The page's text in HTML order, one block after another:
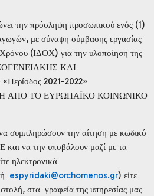
την πρόσληψη προσωπικού ενός (1)
με σύναψη σύμβασης εργασίας
Χρόνου (ΙΔΟΧ) για την υλοποίηση της
ΚΑΙ
2021-2022»
ΤΟ ΕΥΡΩΠΑΪΚΟ ΚΟΙΝΩΝΙΚΟ
συμπληρώσουν την αίτηση με κωδικό
να την υποβάλουν μαζί με τα
ηλεκτρονικά
espyridaki@orchomenos.gr) είτε
στα γραφεία της υπηρεσίας μας